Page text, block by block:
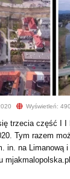
Wyświetleń: 490
trzecia część I
Tym razem
in. na Limanową